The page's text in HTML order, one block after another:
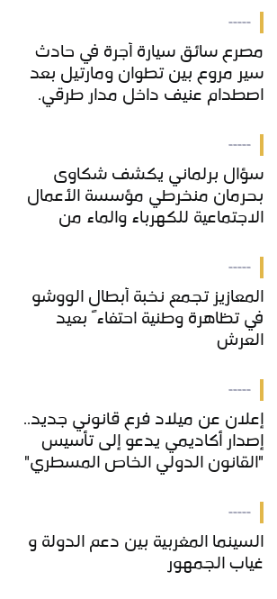
-----
مصرع سائق سيارة أجرة في حادث
سير مروع بين تطوان ومارتيل بعد
اصطدام عنيف داخل مدار طرقي.
-----
سؤال برلماني يكشف شكاوى
بحرمان منخرطي مؤسسة الأعمال
الاجتماعية للكهرباء والماء من
-----
المعازيز تجمع نخبة أبطال الووشو
في تظاهرة وطنية احتفاءً بعيد
العرش
-----
إعلان عن ميلاد فرع قانوني جديد..
إصدار أكاديمي يدعو إلى تأسيس
"القانون الدولي الخاص المسطري"
-----
السينما المغربية بين دعم الدولة و
غياب الجمهور